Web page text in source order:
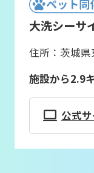
大洗シーサ
住所：茨城
施設から2.9
公式